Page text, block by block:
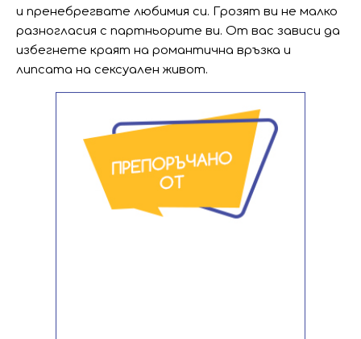
и пренебрегвате любимия си. Грозят ви не малко
разногласия с партньорите ви. От вас зависи да
избегнете краят на романтична връзка и
липсата на сексуален живот.